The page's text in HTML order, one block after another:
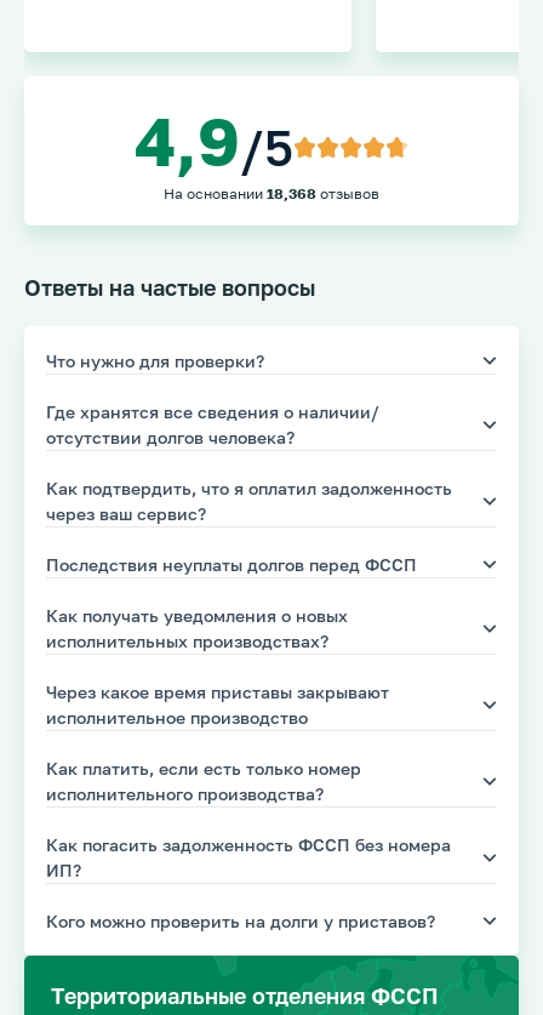
4,9/5
На основании 18,368 отзывов
Ответы на частые вопросы
Что нужно для проверки?
Где хранятся все сведения о наличии/
отсутствии долгов человека?
Как подтвердить, что я оплатил задолженность
через ваш сервис?
Последствия неуплаты долгов перед ФССП
Как получать уведомления о новых
исполнительных производствах?
Через какое время приставы закрывают
исполнительное производство
Как платить, если есть только номер
исполнительного производства?
Как погасить задолженность ФССП без номера
ИП?
Кого можно проверить на долги у приставов?
Территориальные отделения ФССП